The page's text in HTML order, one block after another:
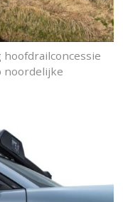
noordelijke